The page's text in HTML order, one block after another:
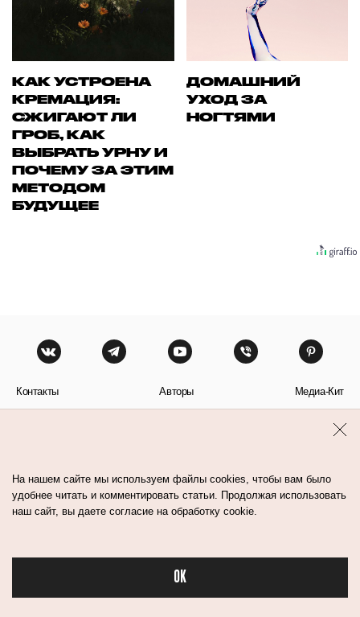
Бьюти в спорте
КАК УСТРОЕНА
КРЕМАЦИЯ:
СЖИГАЮТ ЛИ
ГРОБ, КАК
ВЫБРАТЬ УРНУ И
ПОЧЕМУ ЗА ЭТИМ
МЕТОДОМ
БУДУЩЕЕ
ДОМАШНИЙ
УХОД ЗА
НОГТЯМИ
Контакты Авторы Медиа-Кит
На нашем сайте мы используем файлы cookies, чтобы вам было
удобнее читать и комментировать статьи. Продолжая использовать
наш сайт, вы даете согласие на обработку cookie.
OK